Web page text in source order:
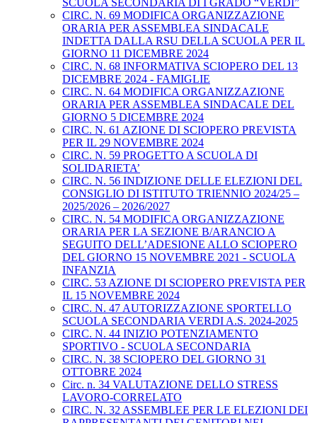
SCUOLA SECONDARIA DI I GRADO “VERDI”
CIRC. N. 69 MODIFICA ORGANIZZAZIONE
ORARIA PER ASSEMBLEA SINDACALE
INDETTA DALLA RSU DELLA SCUOLA PER IL
GIORNO 11 DICEMBRE 2024
CIRC. N. 68 INFORMATIVA SCIOPERO DEL 13
DICEMBRE 2024 - FAMIGLIE
CIRC. N. 64 MODIFICA ORGANIZZAZIONE
ORARIA PER ASSEMBLEA SINDACALE DEL
GIORNO 5 DICEMBRE 2024
CIRC. N. 61 AZIONE DI SCIOPERO PREVISTA
PER IL 29 NOVEMBRE 2024
CIRC. N. 59 PROGETTO A SCUOLA DI
SOLIDARIETA’
CIRC. N. 56 INDIZIONE DELLE ELEZIONI DEL
CONSIGLIO DI ISTITUTO TRIENNIO 2024/25 –
2025/2026 – 2026/2027
CIRC. N. 54 MODIFICA ORGANIZZAZIONE
ORARIA PER LA SEZIONE B/ARANCIO A
SEGUITO DELL’ADESIONE ALLO SCIOPERO
DEL GIORNO 15 NOVEMBRE 2021 - SCUOLA
INFANZIA
CIRC. 53 AZIONE DI SCIOPERO PREVISTA PER
IL 15 NOVEMBRE 2024
CIRC. N. 47 AUTORIZZAZIONE SPORTELLO
SCUOLA SECONDARIA VERDI A.S. 2024-2025
CIRC. N. 44 INIZIO POTENZIAMENTO
SPORTIVO - SCUOLA SECONDARIA
CIRC. N. 38 SCIOPERO DEL GIORNO 31
OTTOBRE 2024
Circ. n. 34 VALUTAZIONE DELLO STRESS
LAVORO-CORRELATO
CIRC. N. 32 ASSEMBLEE PER LE ELEZIONI DEI